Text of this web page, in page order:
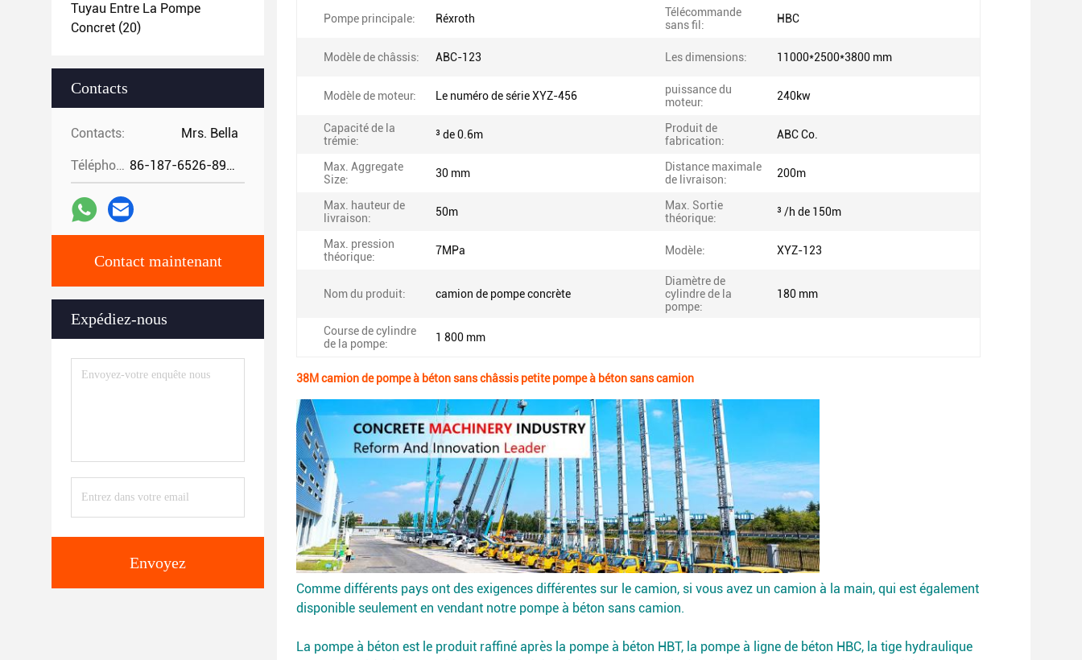
Tuyau Entre La Pompe
Concret (20)
Contacts
Contacts: Mrs. Bella
Téléphone: 86-187-6526-8972
Contact maintenant
Expédiez-nous
Envoyez
Pompe principale: Réxroth
Télécommande
sans fil:
HBC
Modèle de châssis: ABC-123 Les dimensions: 11000*2500*3800 mm
Modèle de moteur: Le numéro de série XYZ-456
puissance du
moteur:
240kw
Capacité de la
trémie:
³ de 0.6m
Produit de
fabrication:
ABC Co.
Max. Aggregate
Size:
30 mm
Distance maximale
de livraison:
200m
Max. hauteur de
livraison:
50m
Max. Sortie
théorique:
³ /h de 150m
Max. pression
théorique:
7MPa Modèle: XYZ-123
Nom du produit: camion de pompe concrète
Diamètre de
cylindre de la
pompe:
180 mm
Course de cylindre
de la pompe:
1 800 mm
38M camion de pompe à béton sans châssis petite pompe à béton sans camion
Comme différents pays ont des exigences différentes sur le camion, si vous avez un camion à la main, qui est également
disponible seulement en vendant notre pompe à béton sans camion.
La pompe à béton est le produit raffiné après la pompe à béton HBT, la pompe à ligne de béton HBC, la tige hydraulique